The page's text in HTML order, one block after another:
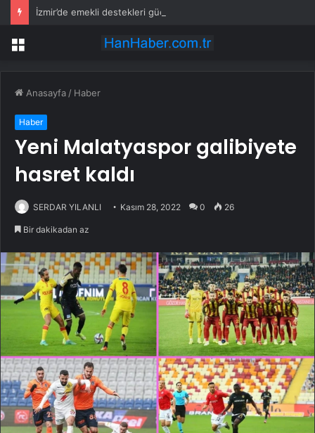
Menü
Anasayfa / Haber
Haber
Yeni Malatyaspor galibiyete
hasret kaldı
SERDAR YILANLI Kasım 28, 2022 0 26
Bir dakikadan az